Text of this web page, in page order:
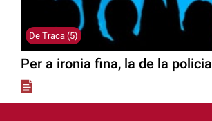
De Traca (5)
Per a ironia fina, la de la policia